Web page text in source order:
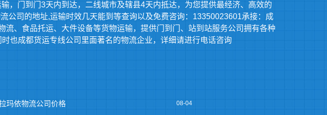
，门到门3天内到达，二线城市及辖县4天内抵达，为您提供最经济、高效的
公司的地址,运输时效几天能到等查询以及免费咨询：13350023601承接：成
、食品托运、大件设备等货物运输，提供门到门、站到站服务公司拥有各种
也成都货运专线公司里面著名的物流企业，详细请进行电话咨询
玛依物流公司价格 08-04